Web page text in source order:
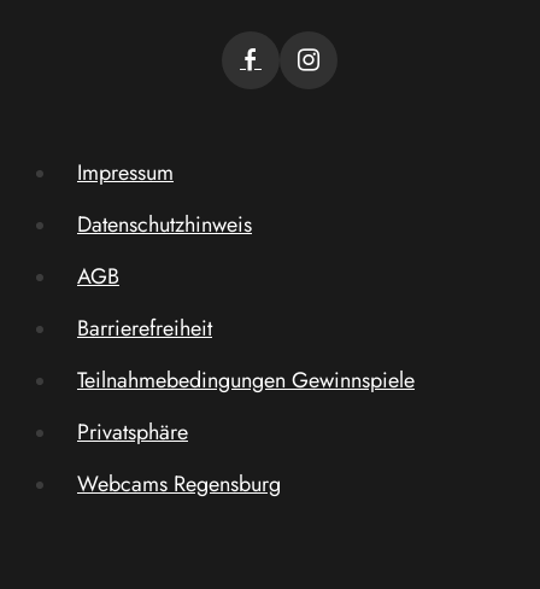
Impressum
Datenschutzhinweis
AGB
Barrierefreiheit
Teilnahmebedingungen Gewinnspiele
Privatsphäre
Webcams Regensburg